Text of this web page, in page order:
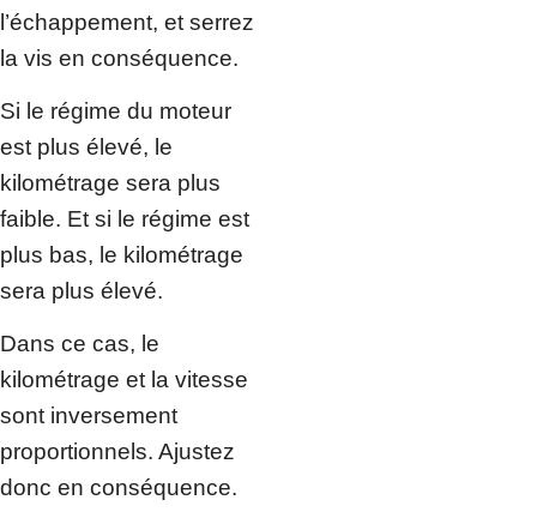
l’échappement, et serrez
la vis en conséquence.
Si le régime du moteur
est plus élevé, le
kilométrage sera plus
faible. Et si le régime est
plus bas, le kilométrage
sera plus élevé.
Dans ce cas, le
kilométrage et la vitesse
sont inversement
proportionnels. Ajustez
donc en conséquence.